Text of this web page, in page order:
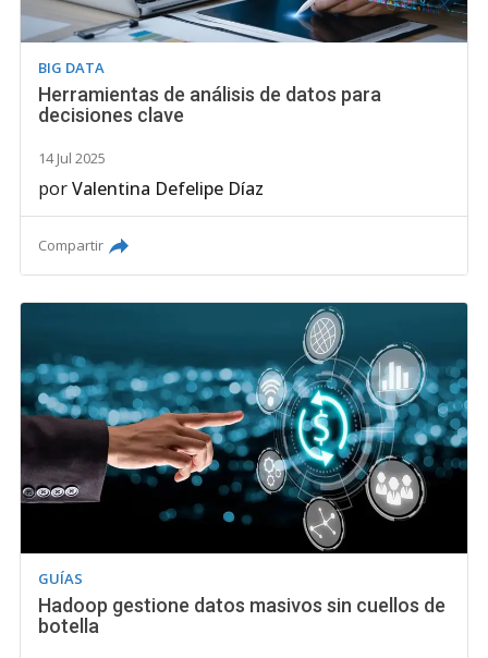
BIG DATA
Herramientas de análisis de datos para
decisiones clave
14 Jul 2025
porValentina Defelipe Díaz
Compartir
GUÍAS
Hadoop gestione datos masivos sin cuellos de
botella